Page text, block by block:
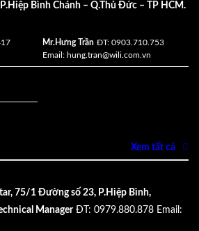
Bình Chánh – Q.Thủ Đức – TP HCM.
Mr.Hưng Trần ĐT: 0903.710.753
Email: hung.tran@wili.com.vn
Xem tất cả
75/1 Đường số 23, P.Hiệp Bình,
Manager ĐT: 0979.880.878 Email: